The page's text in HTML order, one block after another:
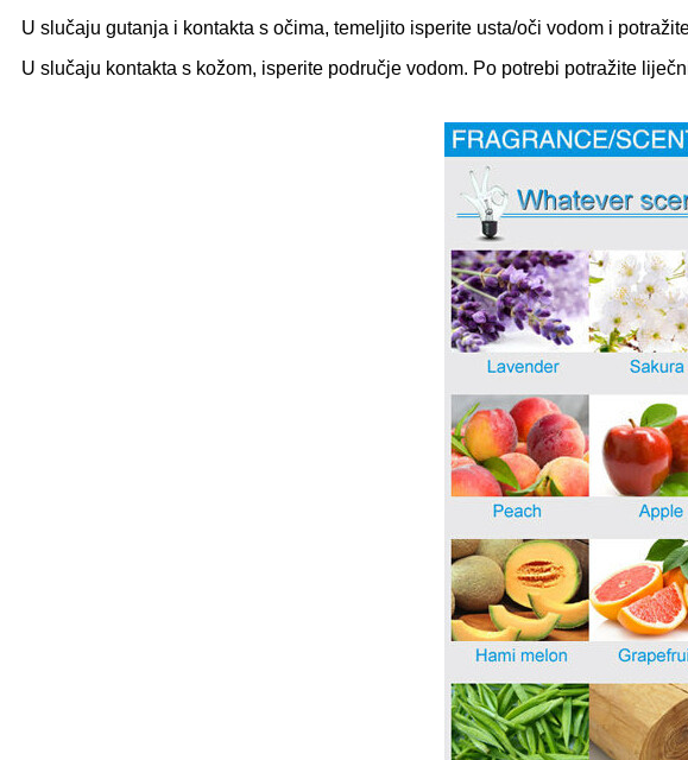
U slučaju gutanja i kontakta s očima, temeljito isperite usta/oči vodom i
U slučaju kontakta s kožom, isperite područje vodom. Po potrebi potražite